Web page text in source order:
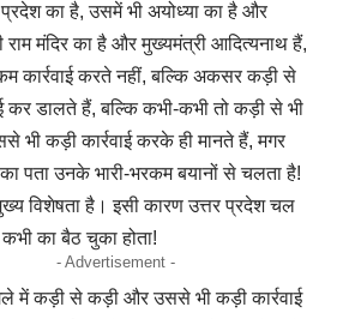
प्रदेश का है, उसमें भी अयोध्या का है और
राम मंदिर का है और मुख्यमंत्री आदित्यनाथ हैं,
कार्रवाई करते नहीं, बल्कि अकसर कड़ी से
कर डालते हैं, बल्कि कभी-कभी तो कड़ी से भी
भी कड़ी कार्रवाई करके ही मानते हैं, मगर
पता उनके भारी-भरकम बयानों से चलता है!
विशेषता है। इसी कारण उत्तर प्रदेश चल
कभी का बैठ चुका होता!
- Advertisement -
में कड़ी से कड़ी और उससे भी कड़ी कार्रवाई